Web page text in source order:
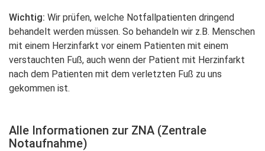
Wichtig: Wir prüfen, welche Notfallpatienten dringend
behandelt werden müssen. So behandeln wir z.B. Menschen
mit einem Herzinfarkt vor einem Patienten mit einem
verstauchten Fuß, auch wenn der Patient mit Herzinfarkt
nach dem Patienten mit dem verletzten Fuß zu uns
gekommen ist.
Alle Informationen zur ZNA (Zentrale
Notaufnahme)